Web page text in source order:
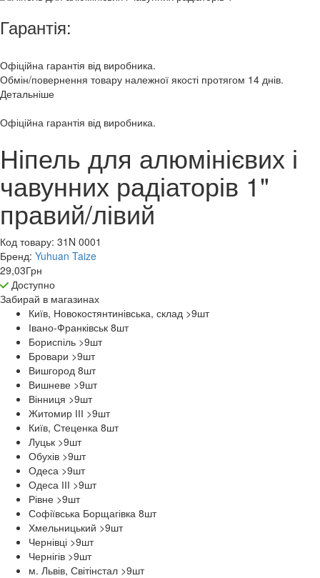
Гарантія:
Офіційна гарантія від виробника.
Обмін/повернення товару належної якості протягом 14 днів.
Детальніше
Офіційна гарантія від виробника.
Ніпель для алюмінієвих і
чавунних радіаторів 1"
правий/лівий
Код товару: 31N 0001
Бренд: Yuhuan Taize
29,03Грн
Доступно
Забирай в магазинах
Київ, Новокостянтинівська, склад >9шт
Івано-Франківськ 8шт
Бориспіль >9шт
Бровари >9шт
Вишгород 8шт
Вишневе >9шт
Вінниця >9шт
Житомир ІІІ >9шт
Київ, Стеценка 8шт
Луцьк >9шт
Обухів >9шт
Одеса >9шт
Одеса ІІІ >9шт
Рівне >9шт
Софіївська Борщагівка 8шт
Хмельницький >9шт
Чернівці >9шт
Чернігів >9шт
м. Львів, Світінстал >9шт